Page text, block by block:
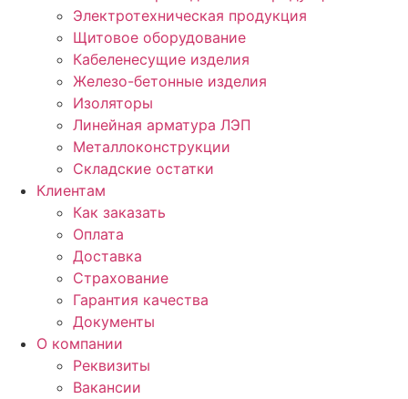
Электротехническая продукция
Щитовое оборудование
Кабеленесущие изделия
Железо-бетонные изделия
Изоляторы
Линейная арматура ЛЭП
Металлоконструкции
Складские остатки
Клиентам
Как заказать
Оплата
Доставка
Страхование
Гарантия качества
Документы
О компании
Реквизиты
Вакансии